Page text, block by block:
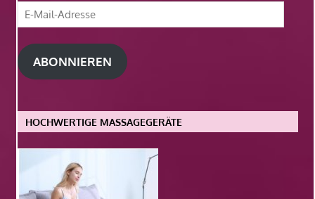
E-
Mail-
Adresse
ABONNIEREN
HOCHWERTIGE MASSAGEGERÄTE